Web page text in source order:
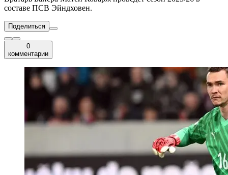
составе ПСВ Эйндховен.
Поделиться
0
комментарии